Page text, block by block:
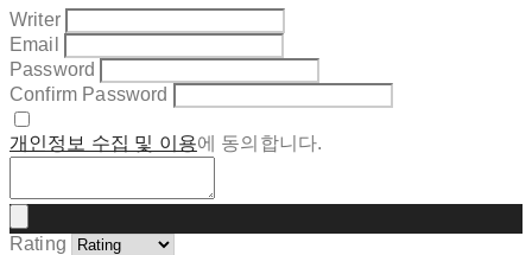
Writer
Email
Password
Confirm Password
개인정보 수집 및 이용에 동의합니다.
Rating